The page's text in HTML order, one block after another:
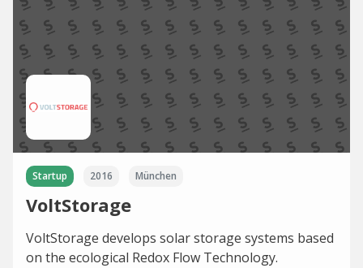
Startup 2016 München
VoltStorage
VoltStorage develops solar storage systems based
on the ecological Redox Flow Technology.